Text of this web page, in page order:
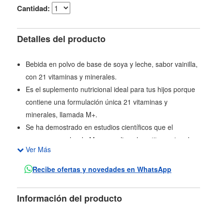
Cantidad:
Detalles del producto
Bebida en polvo de base de soya y leche, sabor vainilla,
con 21 vitaminas y minerales.
Es el suplemento nutricional ideal para tus hijos porque
contiene una formulación única 21 vitaminas y
minerales, llamada M+.
Se ha demostrado en estudios científicos que el
consumo regular de M+ normaliza el apetito, mejora las
defensas, contribuye a alcanzar un peso y talla idel y un
desarrollo cognitivo y óptimo
Ver Más
Recibe ofertas y novedades en WhatsApp
Información del producto